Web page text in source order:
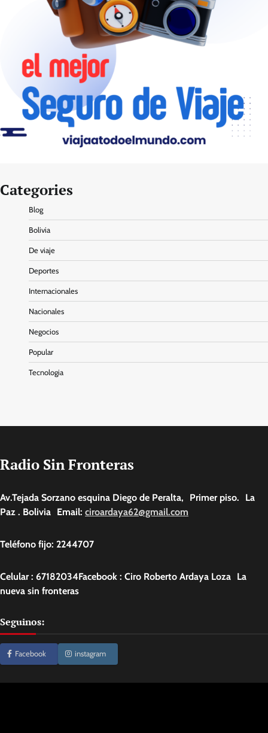
Categories
Blog
Bolivia
De viaje
Deportes
Internacionales
Nacionales
Negocios
Popular
Tecnologia
Radio Sin Fronteras
Av.Tejada Sorzano esquina Diego de Peralta, Primer piso. La
Paz . Bolivia Email: ciroardaya62@gmail.com
Teléfono fijo: 2244707
Celular : 67182034Facebook : Ciro Roberto Ardaya Loza La
nueva sin fronteras
Seguinos:
Facebook instagram